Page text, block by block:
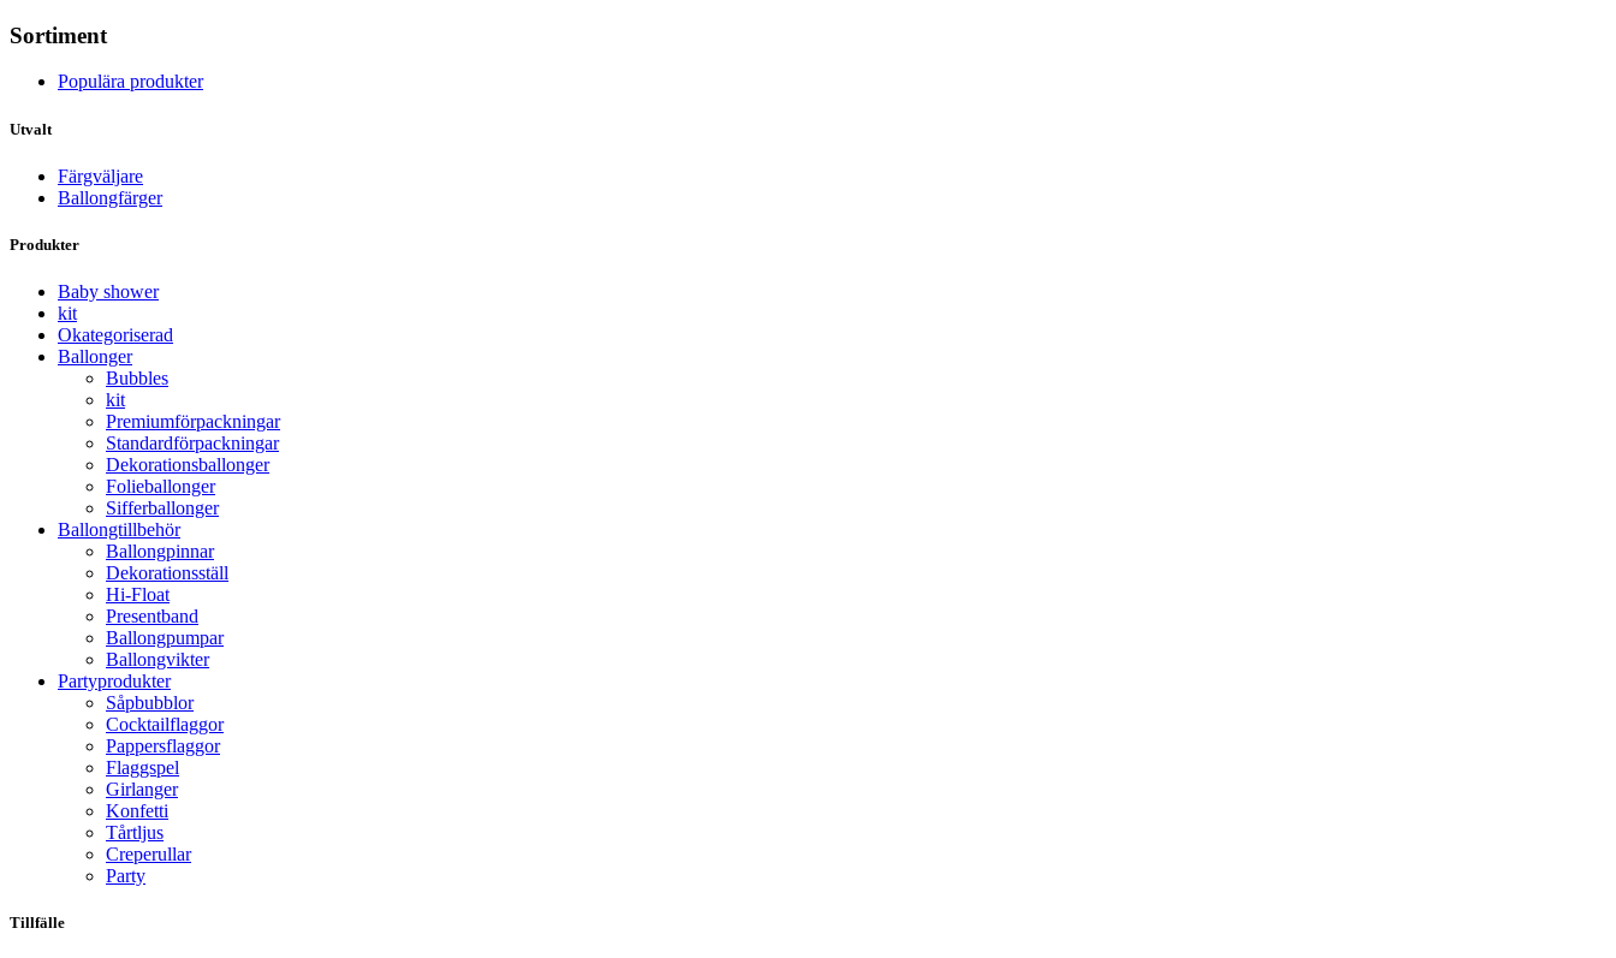
Sortiment
Populära produkter
Utvalt
Färgväljare
Ballongfärger
Produkter
Baby shower
kit
Okategoriserad
Ballonger
Bubbles
kit
Premium­förpackningar
Standard­­förpackningar
Dekorations­ballonger
Folie­­­ballonger
Siffer­­ballonger
Ballong­tillbehör
Ballongpinnar
Dekorationsställ
Hi-Float
Presentband
Ballongpumpar
Ballong­vikter
Party­­produkter
Såpbubblor
Cocktail­flaggor
Pappers­flaggor
Flaggspel
Girlanger
Konfetti
Tårtljus
Creperullar
Party
Tillfälle